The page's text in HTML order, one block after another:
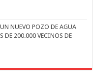
NUEVO POZO DE AGUA
DE 200.000 VECINOS DE